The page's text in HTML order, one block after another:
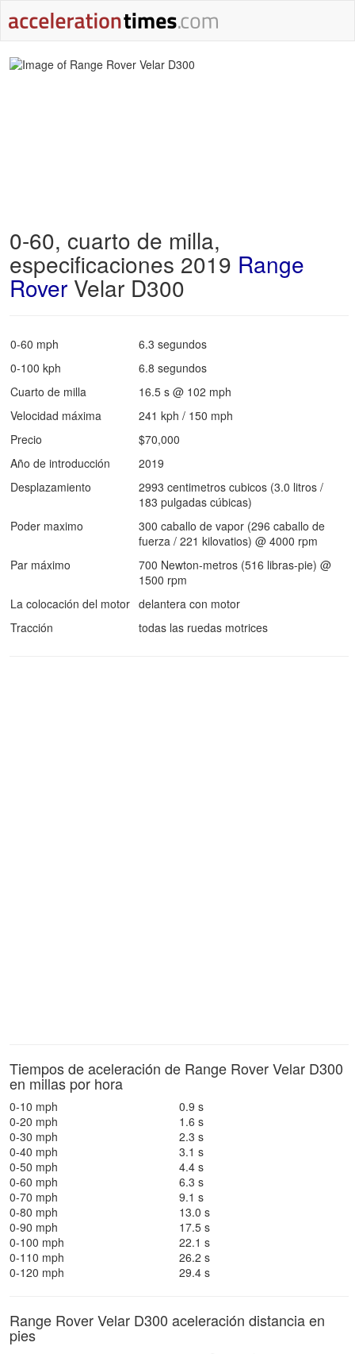
0-60, cuarto de milla,
especificaciones 2019 Range
Rover Velar D300
0-60 mph
6.3 segundos
0-100 kph
6.8 segundos
Cuarto de milla
16.5 s @ 102 mph
Velocidad máxima
241 kph / 150 mph
Precio
$70,000
Año de introducción
2019
Desplazamiento
2993 centimetros cubicos (3.0 litros /
183 pulgadas cúbicas)
Poder maximo
300 caballo de vapor (296 caballo de
fuerza / 221 kilovatios) @ 4000 rpm
Par máximo
700 Newton-metros (516 libras-pie) @
1500 rpm
La colocación del motor delantera con motor
Tracción
todas las ruedas motrices
Tiempos de aceleración de Range Rover Velar D300
en millas por hora
0-10 mph
0.9 s
0-20 mph
1.6 s
0-30 mph
2.3 s
0-40 mph
3.1 s
0-50 mph
4.4 s
0-60 mph
6.3 s
0-70 mph
9.1 s
0-80 mph
13.0 s
0-90 mph
17.5 s
0-100 mph
22.1 s
0-110 mph
26.2 s
0-120 mph
29.4 s
Range Rover Velar D300 aceleración distancia en
pies